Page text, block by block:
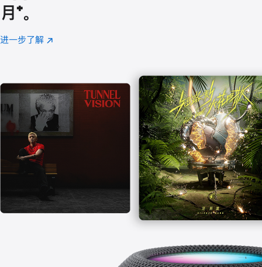
月 脚
注
⁺。
进一步了解 Apple
(在
口
中
打
开)